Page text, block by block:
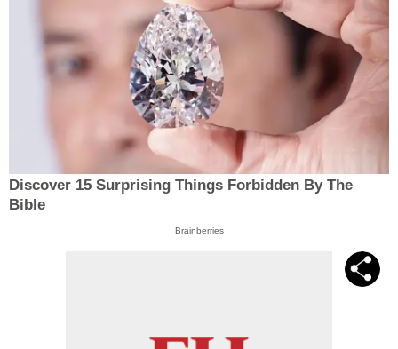
Discover 15 Surprising Things Forbidden By The
Bible
Brainberries